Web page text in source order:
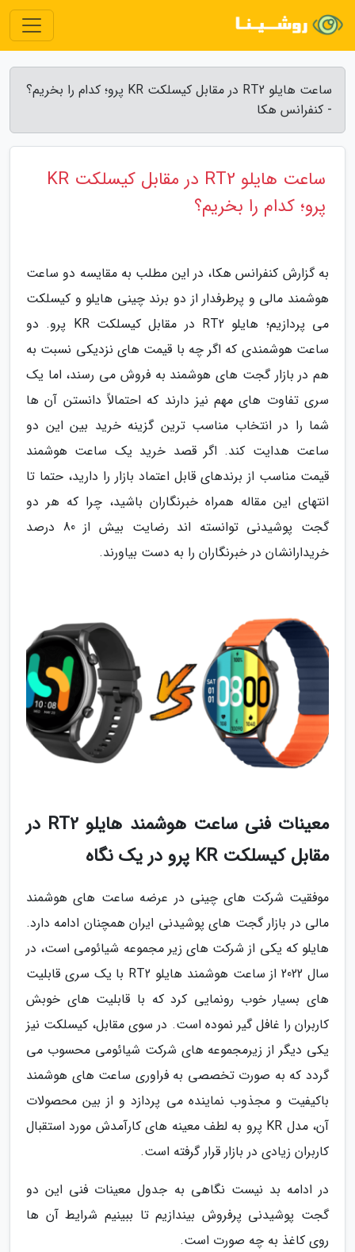
ساعت هایلو RT2 در مقابل کیسلکت KR پرو؛ کدام را بخریم؟
- کنفرانس هکا
ساعت هایلو RT2 در مقابل کیسلکت KR
پرو؛ کدام را بخریم؟
به گزارش کنفرانس هکا، در این مطلب به مقایسه دو ساعت
هوشمند مالی و پرطرفدار از دو برند چینی هایلو و کیسلکت
می پردازیم؛ هایلو RT2 در مقابل کیسلکت KR پرو. دو
ساعت هوشمندی که اگر چه با قیمت های نزدیکی نسبت به
هم در بازار گجت های هوشمند به فروش می رسند، اما یک
سری تفاوت های مهم نیز دارند که احتمالاً دانستن آن ها
شما را در انتخاب مناسب ترین گزینه خرید بین این دو
ساعت هدایت کند. اگر قصد خرید یک ساعت هوشمند
قیمت مناسب از برندهای قابل اعتماد بازار را دارید، حتما تا
انتهای این مقاله همراه خبرنگاران باشید، چرا که هر دو
گجت پوشیدنی توانسته اند رضایت بیش از 80 درصد
خریدارانشان در خبرنگاران را به دست بیاورند.
معینات فنی ساعت هوشمند هایلو RT2 در
مقابل کیسلکت KR پرو در یک نگاه
موفقیت شرکت های چینی در عرضه ساعت های هوشمند
مالی در بازار گجت های پوشیدنی ایران همچنان ادامه دارد.
هایلو که یکی از شرکت های زیر مجموعه شیائومی است، در
سال 2022 از ساعت هوشمند هایلو RT2 با یک سری قابلیت
های بسیار خوب رونمایی کرد که با قابلیت های خوبش
کاربران را غافل گیر نموده است. در سوی مقابل، کیسلکت نیز
یکی دیگر از زیرمجموعه های شرکت شیائومی محسوب می
گردد که به صورت تخصصی به فراوری ساعت های هوشمند
باکیفیت و مجذوب نماینده می پردازد و از بین محصولات
آن، مدل KR پرو به لطف معینه های کارآمدش مورد استقبال
کاربران زیادی در بازار قرار گرفته است.
در ادامه بد نیست نگاهی به جدول معینات فنی این دو
گجت پوشیدنی پرفروش بیندازیم تا ببینیم شرایط آن ها
روی کاغذ به چه صورت است.